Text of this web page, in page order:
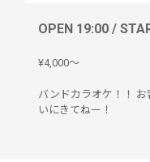
OPEN 19:00 /
¥4,000〜
バンドカラオケ！！
いにきてねー！